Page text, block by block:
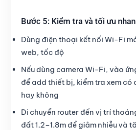
Bước 5: Kiểm tra và tối ưu
Dùng điện thoại kết nối Wi-Fi
web, tốc độ
Nếu dùng camera Wi-Fi, vào
để add thiết bị, kiểm tra xem có
hay không
Di chuyển router đến vị trí
đất 1.2–1.8m để giảm nhiễu và